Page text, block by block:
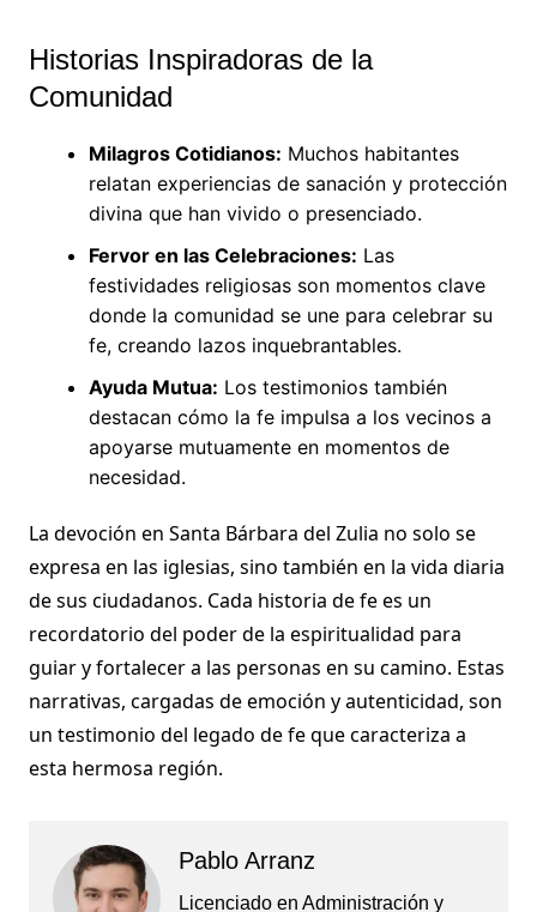
Historias Inspiradoras de la
Comunidad
Milagros Cotidianos: Muchos habitantes
relatan experiencias de sanación y protección
divina que han vivido o presenciado.
Fervor en las Celebraciones: Las
festividades religiosas son momentos clave
donde la comunidad se une para celebrar su
fe, creando lazos inquebrantables.
Ayuda Mutua: Los testimonios también
destacan cómo la fe impulsa a los vecinos a
apoyarse mutuamente en momentos de
necesidad.
La devoción en Santa Bárbara del Zulia no solo se
expresa en las iglesias, sino también en la vida diaria
de sus ciudadanos. Cada historia de fe es un
recordatorio del poder de la espiritualidad para
guiar y fortalecer a las personas en su camino. Estas
narrativas, cargadas de emoción y autenticidad, son
un testimonio del legado de fe que caracteriza a
esta hermosa región.
Pablo Arranz
Licenciado en Administración y